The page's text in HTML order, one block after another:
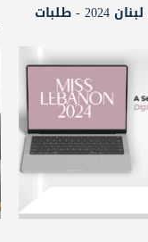
مسابقة ملكة جمال لبنان 2024 - طلبات